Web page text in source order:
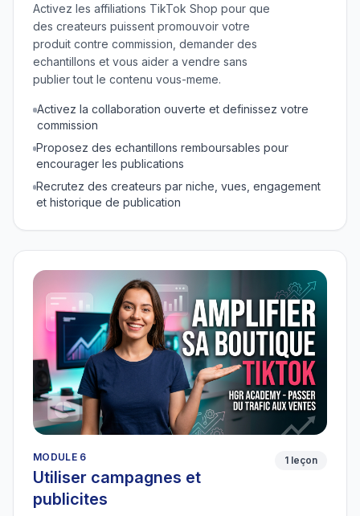
Activez les affiliations TikTok Shop pour que
des createurs puissent promouvoir votre
produit contre commission, demander des
echantillons et vous aider a vendre sans
publier tout le contenu vous-meme.
Activez la collaboration ouverte et definissez votre
commission
Proposez des echantillons remboursables pour
encourager les publications
Recrutez des createurs par niche, vues, engagement
et historique de publication
MODULE 6
Utiliser campagnes et
publicites
1 leçon